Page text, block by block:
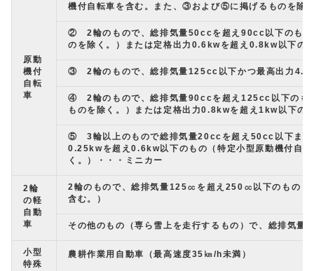
原動
機付
自転
車
機付自転車を含む。また、③および⑤に掲げるものを除
② 2輪のもので、総排気量50ccを超え90cc以下のも
のを除く。）または定格出力0.6kwを超え0.8kw以下の
③ 2輪のもので、総排気量125cc以下かつ最高出力
④ 2輪のもので、総排気量90ccを超え125cc以下のも
ものを除く。）または定格出力0.8kwを超え1kw以下の
⑤ 3輪以上のもので総排気量20ccを超え50cc以下また
0.25kwを超え0.6kw以下のもの（特定小型原動機付自転
く。）・・・ミニカー
2輪
の軽
自動
車
2輪のもので、総排気量125㏄を超え250㏄以下のもの（
含む。）
その他のもの（専ら雪上を走行するもの）で、総排気量
小型
特殊
農耕作業用自動車（最高速度35㎞/h未満）